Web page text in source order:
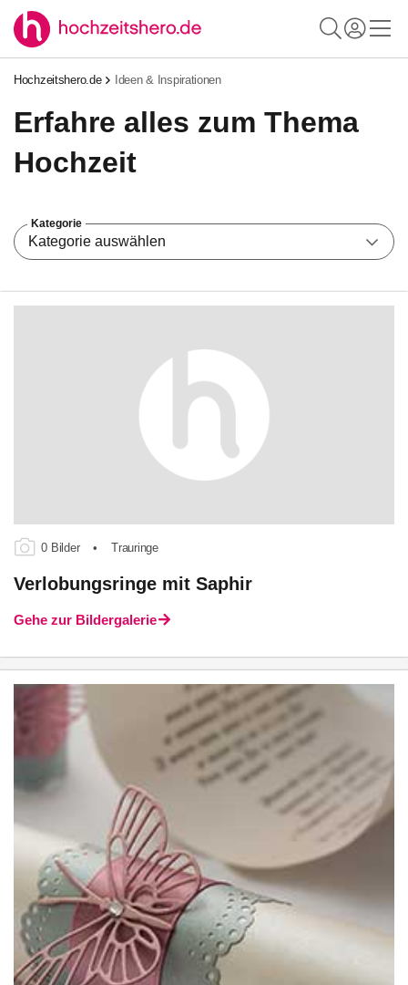
Hochzeitshero.de Ideen & Inspirationen
Erfahre alles zum Thema
Hochzeit
Kategorie
0 Bilder • Trauringe
Verlobungsringe mit Saphir
Gehe zur Bildergalerie